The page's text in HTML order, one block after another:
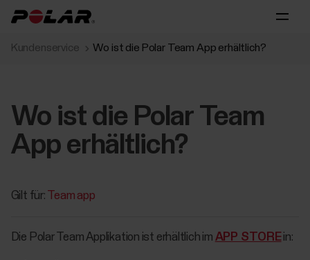
Kundenservice Wo ist die Polar Team App erhältlich?
Wo ist die Polar Team
App erhältlich?
Gilt für: Team app
Die Polar Team Applikation ist erhältlich im APP STOREin: